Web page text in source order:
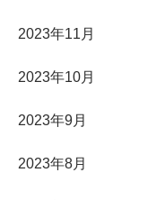
2023年11月
2023年10月
2023年9月
2023年8月